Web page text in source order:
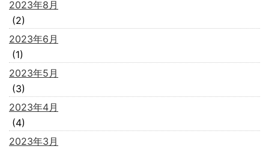
2023年8月
(2)
2023年6月
(1)
2023年5月
(3)
2023年4月
(4)
2023年3月